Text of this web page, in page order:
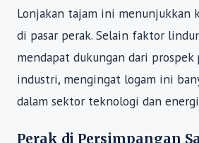
Lonjakan tajam ini menunjukkan
di pasar perak. Selain faktor
mendapat dukungan dari
industri, mengingat logam ini
dalam sektor teknologi dan
Perak di Persimpangan